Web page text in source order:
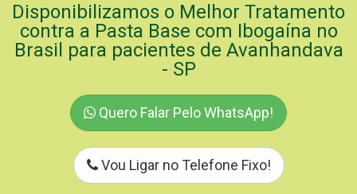
Disponibilizamos o Melhor Tratamento
contra a Pasta Base com Ibogaína no
Brasil para pacientes de Avanhandava
- SP
Quero Falar Pelo WhatsApp!
Vou Ligar no Telefone Fixo!